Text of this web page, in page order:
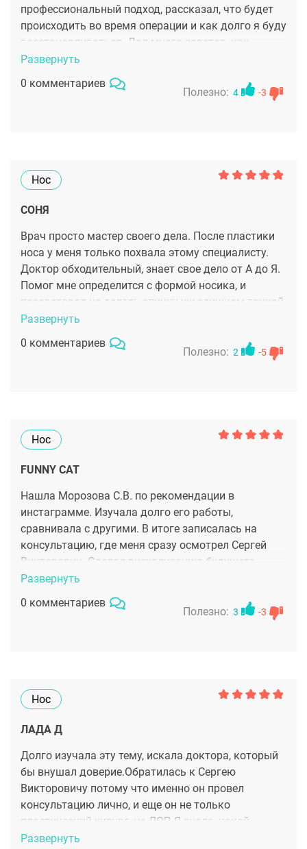
профессиональный подход, рассказал, что будет
происходить во время операции и как долго я буду
восстанавливаться. Дал много советов, как
быстрее прийти в нормальную форму после
ринопластики, и как правильно ухаживать за
носиком в период реабилитации. Благодаря таким
Развернуть
0 комментариев
Полезно: 4 -3
Нос
СОНЯ
Врач просто мастер своего дела. После пластики
носа у меня только похвала этому специалисту.
Доктор обходительный, знает свое дело от А до Я.
Помог мне определится с формой носика, и
посоветовал не делать спинку уж слишком тонкой,
чтоб смотрелось более натурально. Сейчас
смотрю в зеркало и понимаю, что это был очень
правильный совет. Рекомендую данного
Развернуть
0 комментариев
Полезно: 2 -5
Нос
FUNNY CAT
Нашла Морозова С.В. по рекомендации в
инстаграмме. Изучала долго его работы,
сравнивала с другими. В итоге записалась на
консультацию, где меня сразу осмотрел Сергей
Викторович. Сделал визуализацию будущего
носика, и я согласилась. По итогу я довольна тем,
что вышло, это вот на 100% так, как я и
представляла. С дыханием проблем нет, спустя
Развернуть
0 комментариев
Полезно: 3 -3
Нос
ЛАДА Д
Долго изучала эту тему, искала доктора, который
бы внушал доверие.Обратилась к Сергею
Викторовичу потому что именно он провел
консультацию лично, и еще он не только
пластический хирург, но ЛОР. Я знала, какой
результат хочу, доктор меня быстро понял и убрал
Развернуть